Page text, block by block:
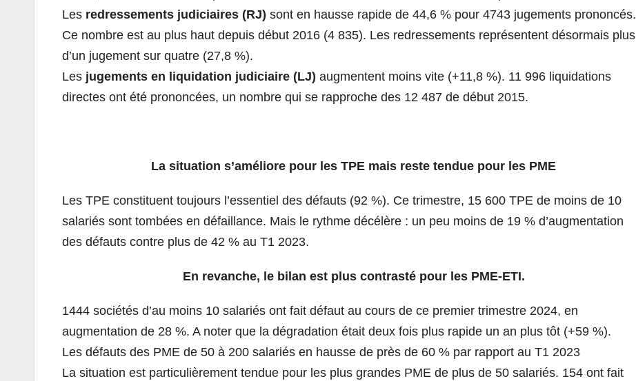
Les redressements judiciaires (RJ) sont en hausse rapide de 44,6 % pour 4743 jugements prononcés.
Ce nombre est au plus haut depuis début 2016 (4 835). Les redressements représentent désormais plus
d’un jugement sur quatre (27,8 %).
Les jugements en liquidation judiciaire (LJ) augmentent moins vite (+11,8 %). 11 996 liquidations
directes ont été prononcées, un nombre qui se rapproche des 12 487 de début 2015.
La situation s’améliore pour les TPE mais reste tendue pour les PME
Les TPE constituent toujours l’essentiel des défauts (92 %). Ce trimestre, 15 600 TPE de moins de 10
salariés sont tombées en défaillance. Mais le rythme décélère : un peu moins de 19 % d’augmentation
des défauts contre plus de 42 % au T1 2023.
En revanche, le bilan est plus contrasté pour les PME-ETI.
1444 sociétés d’au moins 10 salariés ont fait défaut au cours de ce premier trimestre 2024, en
augmentation de 28 %. A noter que la dégradation était deux fois plus rapide un an plus tôt (+59 %).
Les défauts des PME de 50 à 200 salariés en hausse de près de 60 % par rapport au T1 2023
La situation est particulièrement tendue pour les plus grandes PME de plus de 50 salariés. 154 ont fait